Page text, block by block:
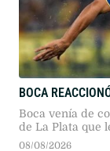
BOCA
Boca venía de
de La Plata que
que había tenido
08/08/2026